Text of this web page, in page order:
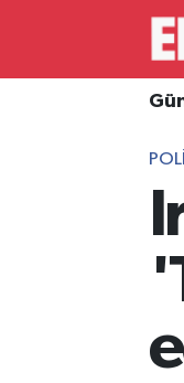
Güncel
Borsa
Hava Durumu
Süper Lig
Tüm
Son Dakika
Haber Arşivi